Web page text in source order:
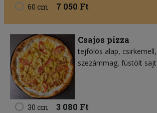
60 cm 7 050 Ft
Csajos pizza
tejfölös alap csirkemell
szezámmag füstölt sajt
30 cm 3 080 Ft